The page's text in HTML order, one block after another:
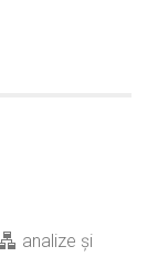
analize și